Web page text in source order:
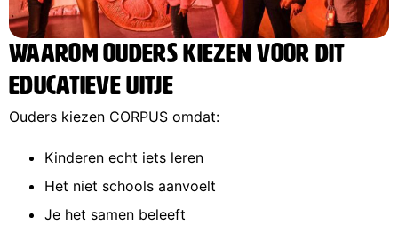
Waarom ouders kiezen voor dit
educatieve uitje
Ouders kiezen CORPUS omdat:
Kinderen echt iets leren
Het niet schools aanvoelt
Je het samen beleeft